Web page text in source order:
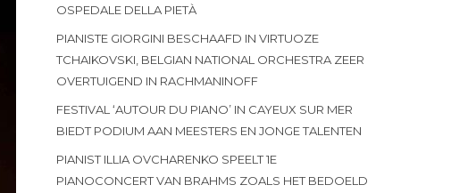
OSPEDALE DELLA PIETÀ
PIANISTE GIORGINI BESCHAAFD IN VIRTUOZE
TCHAIKOVSKI, BELGIAN NATIONAL ORCHESTRA ZEER
OVERTUIGEND IN RACHMANINOFF
FESTIVAL ‘AUTOUR DU PIANO’ IN CAYEUX SUR MER
BIEDT PODIUM AAN MEESTERS EN JONGE TALENTEN
PIANIST ILLIA OVCHARENKO SPEELT 1E
PIANOCONCERT VAN BRAHMS ZOALS HET BEDOELD